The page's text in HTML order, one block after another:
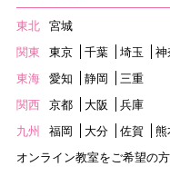
東北
宮城
関東
東京 千葉 埼玉 神
東海
愛知 静岡
三重
関西
京都 大阪
兵庫
九州
福岡 大分 佐賀 熊
オンライン教室をご希望の